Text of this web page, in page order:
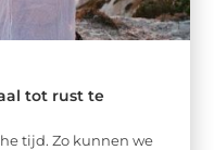
tot rust te
tijd. Zo kunnen we